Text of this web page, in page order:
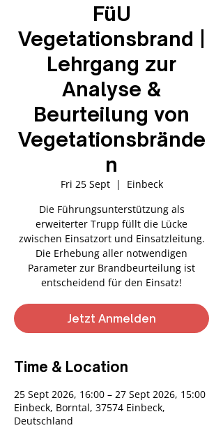
FüU
Vegetationsbrand |
Lehrgang zur
Analyse &
Beurteilung von
Vegetationsbrände
n
Fri 25 Sept
  |
Einbeck
Die Führungsunterstützung als
erweiterter Trupp füllt die Lücke
zwischen Einsatzort und Einsatzleitung.
Die Erhebung aller notwendigen
Parameter zur Brandbeurteilung ist
entscheidend für den Einsatz!
Jetzt Anmelden
Time & Location
25 Sept 2026, 16:00 – 27 Sept 2026, 15:00
Einbeck, Borntal, 37574 Einbeck,
Deutschland